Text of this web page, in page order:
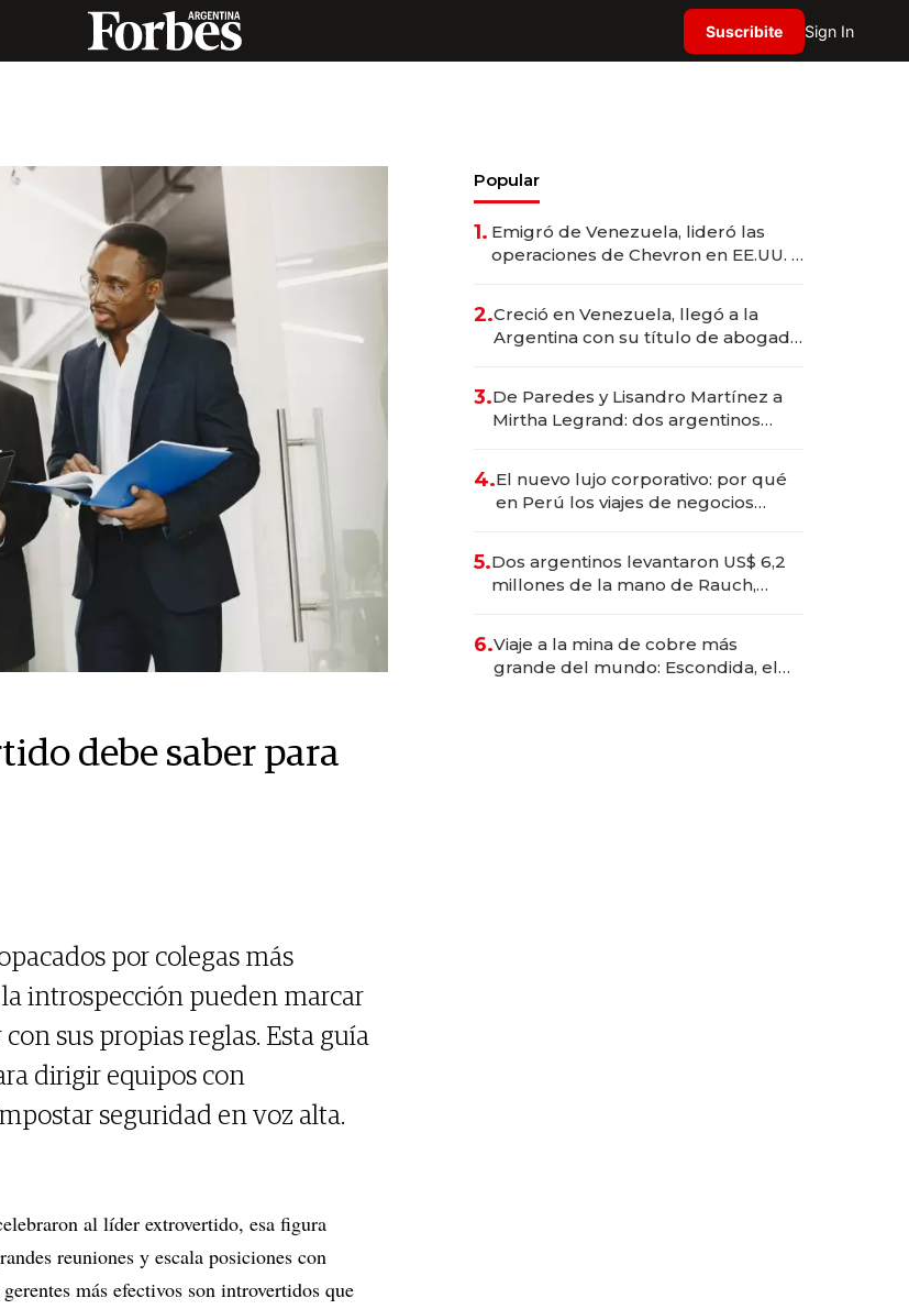
Suscribite Sign In
debe saber para
por colegas más
introspección pueden marcar
sus propias reglas. Esta guía
dirigir equipos con
seguridad en voz alta.
al líder extrovertido, esa figura
reuniones y escala posiciones con
más efectivos son introvertidos que
Popular
1. Emigró de Venezuela, lideró las
operaciones de Chevron en EE.UU. y
2.Creció en Venezuela, llegó a la
Argentina con su título de abogado
marcas "fast premium"
3.De Paredes y Lisandro Martínez a
Mirtha Legrand: dos argentinos
4.El nuevo lujo corporativo: por qué
en Perú los viajes de negocios
transformadoras
5.Dos argentinos levantaron US$ 6,2
millones de la mano de Rauch,
6.Viaje a la mina de cobre más
grande del mundo: Escondida, el